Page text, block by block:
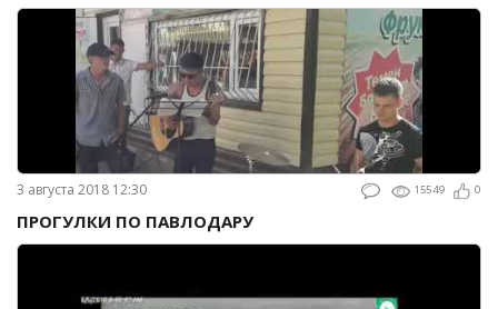
3 августа 2018 12:30 15549 0
ПРОГУЛКИ ПО ПАВЛОДАРУ